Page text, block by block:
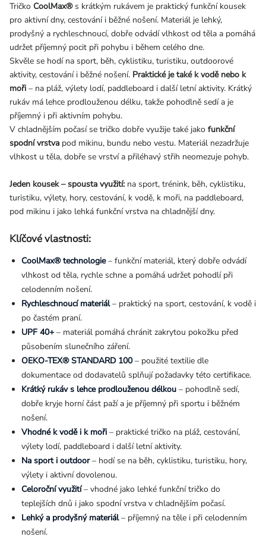
Tričko CoolMax®s krátkým rukávem je praktický funkční kousek
pro aktivní dny, cestování i běžné nošení. Materiál je lehký,
prodyšný a rychleschnoucí, dobře odvádí vlhkost od těla a pomáhá
udržet příjemný pocit při pohybu i během celého dne.
Skvěle se hodí na sport, běh, cyklistiku, turistiku, outdoorové
aktivity, cestování i běžné nošení. Praktické je také k vodě nebo k
moři – na pláž, výlety lodí, paddleboard i další letní aktivity. Krátký
rukáv má lehce prodlouženou délku, takže pohodlně sedí a je
příjemný i při aktivním pohybu.
V chladnějším počasí se tričko dobře využije také jako funkční
spodní vrstva pod mikinu, bundu nebo vestu. Materiál nezadržuje
vlhkost u těla, dobře se vrství a přiléhavý střih neomezuje pohyb.
Jeden kousek – spousta využití: na sport, trénink, běh, cyklistiku,
turistiku, výlety, hory, cestování, k vodě, k moři, na paddleboard,
pod mikinu i jako lehká funkční vrstva na chladnější dny.
Klíčové vlastnosti:
CoolMax® technologie– funkční materiál, který dobře odvádí
vlhkost od těla, rychle schne a pomáhá udržet pohodlí při
celodenním nošení.
Rychleschnoucí materiál– praktický na sport, cestování, k vodě i
po častém praní.
UPF 40+– materiál pomáhá chránit zakrytou pokožku před
působením slunečního záření.
OEKO-TEX® STANDARD 100– použité textilie dle
dokumentace od dodavatelů splňují požadavky této certifikace.
Krátký rukáv s lehce prodlouženou délkou – pohodlně sedí,
dobře kryje horní část paží a je příjemný při sportu i běžném
nošení.
Vhodné k vodě i k moři – praktické tričko na pláž, cestování,
výlety lodí, paddleboard i další letní aktivity.
Na sport i outdoor– hodí se na běh, cyklistiku, turistiku, hory,
výlety i aktivní dovolenou.
Celoroční využití– vhodné jako lehké funkční tričko do
teplejších dnů i jako spodní vrstva v chladnějším počasí.
Lehký a prodyšný materiál– příjemný na těle i při celodenním
nošení.